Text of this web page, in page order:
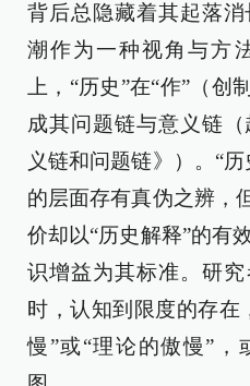
背后总隐藏着其起落
潮作为一种视角与方
上，“历史”在“作”（创
成其问题链与意义链
义链和问题链》）。“
的层面存有真伪之辨，
价却以“历史解释”的有
识增益为其标准。研
时，认知到限度的存在
慢”或“理论的傲慢”，